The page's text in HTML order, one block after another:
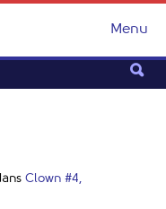
Menu
Clown #4,